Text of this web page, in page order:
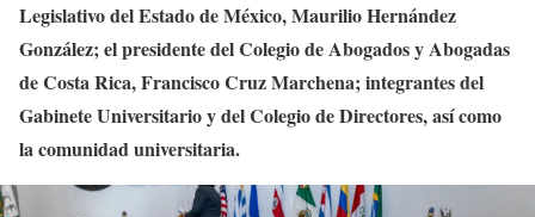
Legislativo del Estado de México, Maurilio Hernández
González; el presidente del Colegio de Abogados y Abogadas
de Costa Rica, Francisco Cruz Marchena; integrantes del
Gabinete Universitario y del Colegio de Directores, así como
la comunidad universitaria.